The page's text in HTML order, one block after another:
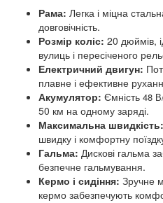
Рама: Легка і міцна
довговічність.
Розмір коліс: 20 дюймів,
вулиць і пересіченого
Електричний двигун:
плавне і ефективне
Акумулятор: Ємність 48
50 км на одному заряді.
Максимальна швидкість:
швидку і комфортну
Гальма: Дискові гальма
безпечне гальмування.
Кермо і сидіння: Зручне
кермо забезпечують